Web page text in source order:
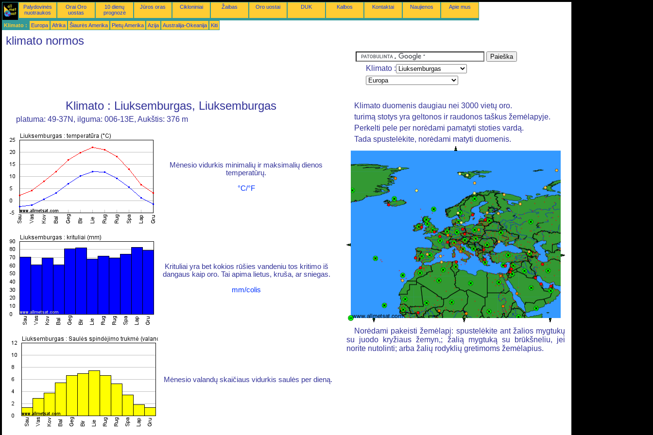
Palydovinės
nuotraukos
Orai Oro
uostas
10 dienų
prognozė
Jūros oras Cikloniniai Žaibas Oro uostai DUK Kalbos Kontaktai Naujienos Apie mus
Klimato : Europa Afrika Šiaurės Amerika Pietų Amerika Azija Australija-Okeanija Kiti
klimato normos
Klimato :
Klimato : Liuksemburgas, Liuksemburgas
platuma: 49-37N, ilguma: 006-13E, Aukštis: 376 m
Mėnesio vidurkis minimalių ir maksimalių dienos
temperatūrų.
°C/°F
Krituliai yra bet kokios rūšies vandeniu tos kritimo iš
dangaus kaip oro. Tai apima lietus, kruša, ar sniegas.
mm/colis
Mėnesio valandų skaičiaus vidurkis saulės per dieną.
Klimato duomenis daugiau nei 3000 vietų oro.
turimą stotys yra geltonos ir raudonos taškus žemėlapyje.
Perkelti pele per norėdami pamatyti stoties vardą.
Tada spustelėkite, norėdami matyti duomenis.
Norėdami pakeisti žemėlapį: spustelėkite ant žalios mygtukų
su juodo kryžiaus žemyn,; žalią mygtuką su brūkšneliu, jei
norite nutolinti; arba žalių rodyklių gretimoms žemėlapius.